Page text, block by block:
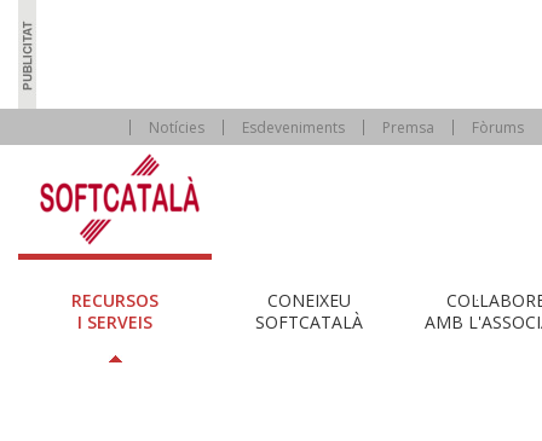
Notícies Esdeveniments Premsa Fòrums
RECURSOS
I SERVEIS
CONEIXEU
SOFTCATALÀ
AMB